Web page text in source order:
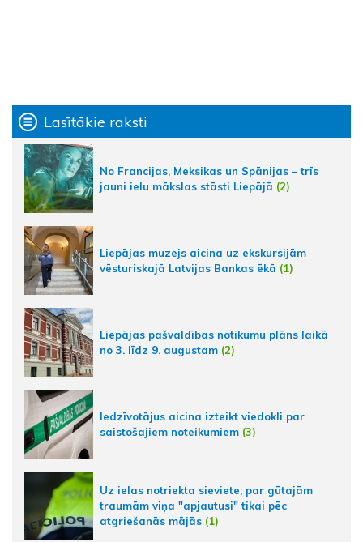
Lasītākie raksti
No Francijas, Meksikas un Spānijas – trīs
jauni ielu mākslas stāsti Liepājā (2)
Liepājas muzejs aicina uz ekskursijām
vēsturiskajā Latvijas Bankas ēkā (1)
Liepājas pašvaldības notikumu plāns laikā
no 3. līdz 9. augustam (2)
Iedzīvotājus aicina izteikt viedokli par
saistošajiem noteikumiem (3)
Uz ielas notriekta sieviete; par gūtajām
traumām viņa "apjautusi" tikai pēc
atgriešanās mājās (1)